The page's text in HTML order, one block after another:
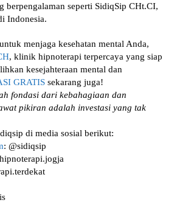
berpengalaman seperti SidiqSip CHt.CI,
Indonesia.
menjaga kesehatan mental Anda,
, klinik hipnoterapi terpercaya yang siap
kesejahteraan mental dan
GRATIS sekarang juga!
fondasi dari kebahagiaan dan
pikiran adalah investasi yang tak
di media sosial berikut:
: @sidiqsip